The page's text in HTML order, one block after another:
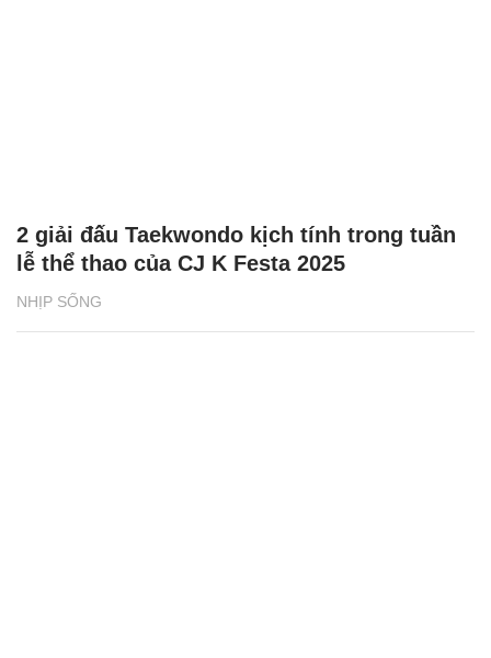
NHỊP SỐNG
2 giải đấu Taekwondo kịch tính trong tuần
lễ thể thao của CJ K Festa 2025